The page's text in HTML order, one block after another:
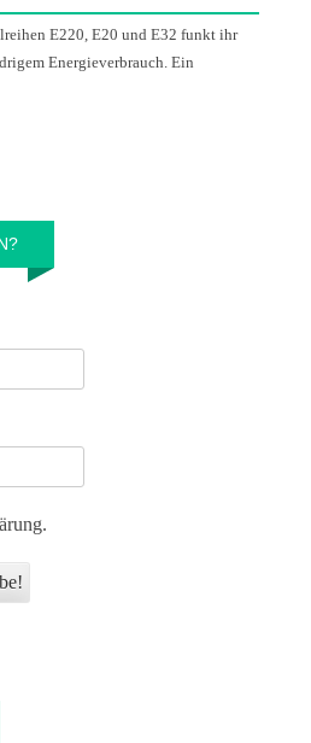
E220, E20 und E32 funkt ihr
Energieverbrauch. Ein